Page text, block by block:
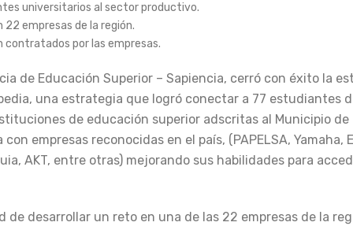
universitarios al sector productivo.
empresas de la región.
contratados por las empresas.
de Educación Superior – Sapiencia, cerró con éxito la
una estrategia que logró conectar a 77 estudiantes
de educación superior adscritas al Municipio de
empresas reconocidas en el país, (PAPELSA, Yamaha,
AKT, entre otras) mejorando sus habilidades para
desarrollar un reto en una de las 22 empresas de la